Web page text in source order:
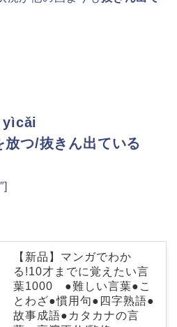
yìcǎi
つ/抜きん出ている
【新品】マンガでわか
る!10才までに覚えたい言
葉1000 ●難しい言葉●こ
とわざ●慣用句●四字熟語●
故事成語●カタカナの言